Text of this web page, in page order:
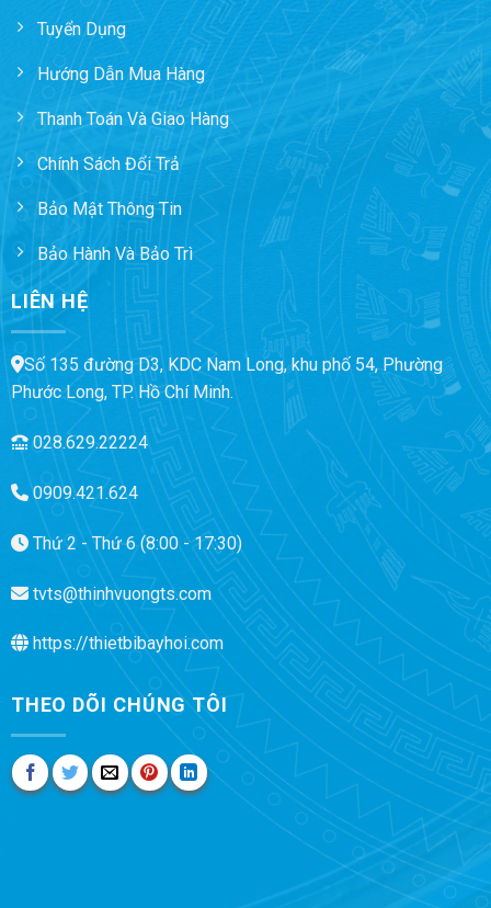
Tuyển Dụng
Hướng Dẫn Mua Hàng
Thanh Toán Và Giao Hàng
Chính Sách Đổi Trả
Bảo Mật Thông Tin
Bảo Hành Và Bảo Trì
LIÊN HỆ
Số 135 đường D3, KDC Nam Long, khu phố 54, Phường
Phước Long, TP. Hồ Chí Minh.
028.629.22224
0909.421.624
Thứ 2 - Thứ 6 (8:00 - 17:30)
tvts@thinhvuongts.com
https://thietbibayhoi.com
THEO DÕI CHÚNG TÔI